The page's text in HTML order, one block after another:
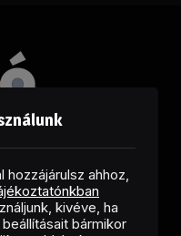
hozzájárulsz ahhoz,
kivéve, ha
bármikor